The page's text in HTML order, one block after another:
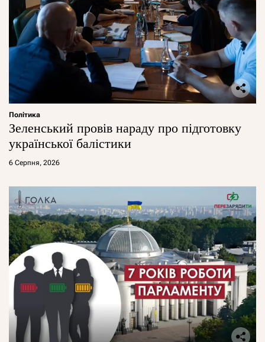
Політика
Зеленський провів нараду про підготовку
української балістики
6 Серпня, 2026